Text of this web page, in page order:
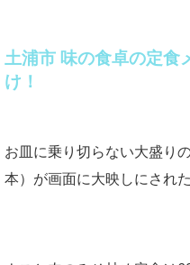
土浦市 味の食卓の定食
け！
お皿に乗り切らない大盛り
本）が画面に大映しにされた